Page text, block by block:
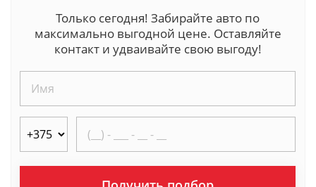
Только сегодня! Забирайте авто по
максимально выгодной цене. Оставляйте
контакт и удваивайте свою выгоду!